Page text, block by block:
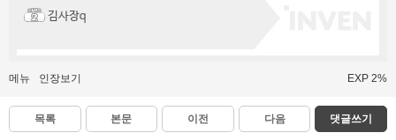
김사장q
메뉴 인장보기 EXP 2%
목록 본문 이전 다음 댓글쓰기